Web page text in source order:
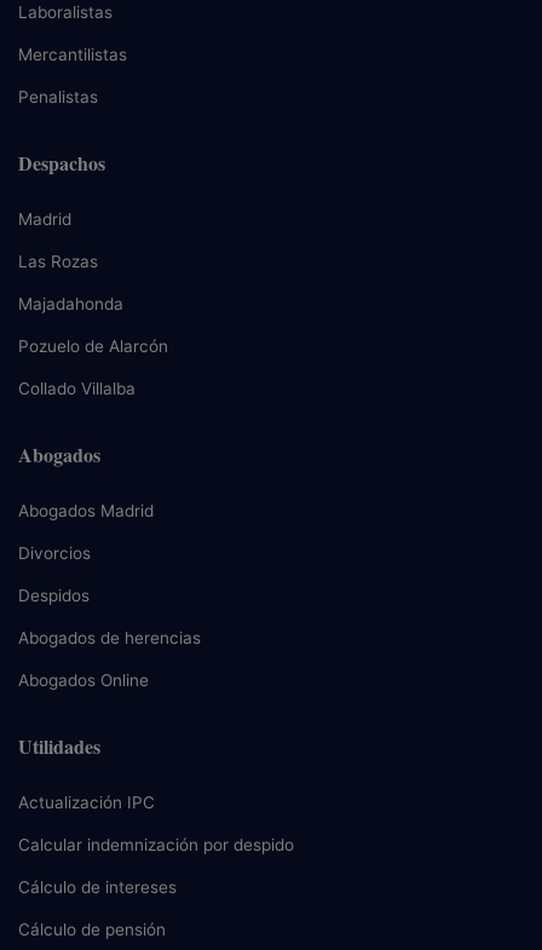
Laboralistas
Mercantilistas
Penalistas
Despachos
Madrid
Las Rozas
Majadahonda
Pozuelo de Alarcón
Collado Villalba
Abogados
Abogados Madrid
Divorcios
Despidos
Abogados de herencias
Abogados Online
Utilidades
Actualización IPC
Calcular indemnización por despido
Cálculo de intereses
Cálculo de pensión